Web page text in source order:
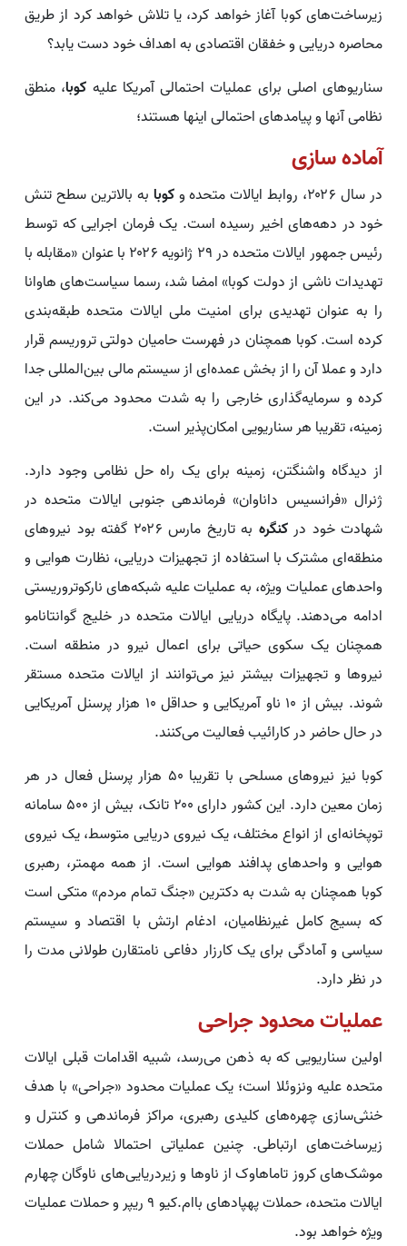
زیرساخت‌های کوبا آغاز خواهد کرد، یا تلاش خواهد کرد از طریق
محاصره دریایی و خفقان اقتصادی به اهداف خود دست یابد؟
سناریوهای اصلی برای عملیات احتمالی آمریکا علیه کوبا، منطق
نظامی آنها و پیامدهای احتمالی اینها هستند؛
آماده سازی
در سال ۲۰۲۶، روابط ایالات متحده و کوبا به بالاترین سطح تنش
خود در دهه‌های اخیر رسیده است. یک فرمان اجرایی که توسط
رئیس جمهور ایالات متحده در ۲۹ ژانویه ۲۰۲۶ با عنوان «مقابله با
تهدیدات ناشی از دولت کوبا» امضا شد، رسما سیاست‌های هاوانا
را به عنوان تهدیدی برای امنیت ملی ایالات متحده طبقه‌بندی
کرده است. کوبا همچنان در فهرست حامیان دولتی تروریسم قرار
دارد و عملا آن را از بخش عمده‌ای از سیستم مالی بین‌المللی جدا
کرده و سرمایه‌گذاری خارجی را به شدت محدود می‌کند. در این
زمینه، تقریبا هر سناریویی امکان‌پذیر است.
از دیدگاه واشنگتن، زمینه برای یک راه حل نظامی وجود دارد.
ژنرال «فرانسیس داناوان» فرماندهی جنوبی ایالات متحده در
شهادت خود درکنگره
به تاریخ مارس ۲۰۲۶ گفته بود نیروهای
منطقه‌ای مشترک با استفاده از تجهیزات دریایی، نظارت هوایی و
واحدهای عملیات ویژه، به عملیات علیه شبکه‌های نارکوتروریستی
ادامه می‌دهند. پایگاه دریایی ایالات متحده در خلیج گوانتانامو
همچنان یک سکوی حیاتی برای اعمال نیرو در منطقه است.
نیروها و تجهیزات بیشتر نیز می‌توانند از ایالات متحده مستقر
شوند. بیش از ۱۰ ناو آمریکایی و حداقل ۱۰ هزار پرسنل آمریکایی
در حال حاضر در کارائیب فعالیت می‌کنند.
کوبا نیز نیروهای مسلحی با تقریبا ۵۰ هزار پرسنل فعال در هر
زمان معین دارد. این کشور دارای ۲۰۰ تانک، بیش از ۵۰۰ سامانه
توپخانه‌ای از انواع مختلف، یک نیروی دریایی متوسط، یک نیروی
هوایی و واحدهای پدافند هوایی است. از همه مهمتر، رهبری
کوبا همچنان به شدت به دکترین «جنگ تمام مردم» متکی است
که بسیج کامل غیرنظامیان، ادغام ارتش با اقتصاد و سیستم
سیاسی و آمادگی برای یک کارزار دفاعی نامتقارن طولانی مدت را
در نظر دارد.
عملیات محدود جراحی
اولین سناریویی که به ذهن می‌رسد، شبیه اقدامات قبلی ایالات
متحده علیه ونزوئلا است؛ یک عملیات محدود «جراحی» با هدف
خنثی‌سازی چهره‌های کلیدی رهبری، مراکز فرماندهی و کنترل و
زیرساخت‌های ارتباطی. چنین عملیاتی احتمالا شامل حملات
موشک‌های کروز تاماهاوک از ناوها و زیردریایی‌های ناوگان چهارم
ایالات متحده، حملات پهپادهای باام.کیو ۹ ریپر و حملات عملیات
ویژه خواهد بود.